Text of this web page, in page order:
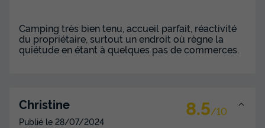
Camping très bien tenu, accueil parfait, réactivité
du propriétaire, surtout un endroit où règne la
quiétude en étant à quelques pas de commerces.
Christine 8.5/10
Publié le 28/07/2024